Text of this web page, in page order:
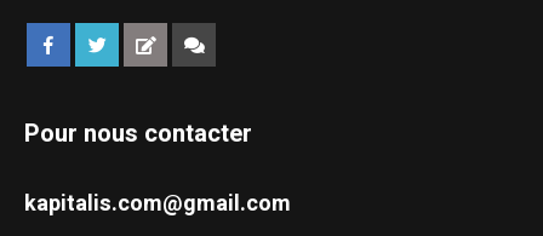
Pour nous contacter
kapitalis.com@gmail.com